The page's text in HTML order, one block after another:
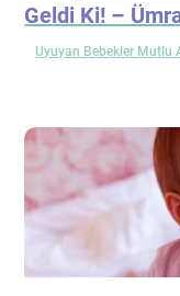
Geldi Ki! –
Uyuyan Bebekler Mutlu